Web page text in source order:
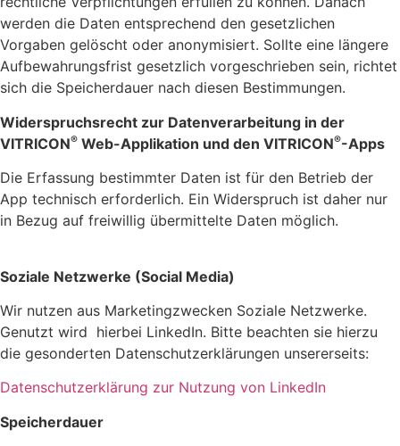
werden die Daten entsprechend den gesetzlichen
Vorgaben gelöscht oder anonymisiert. Sollte eine längere
Aufbewahrungsfrist gesetzlich vorgeschrieben sein, richtet
sich die Speicherdauer nach diesen Bestimmungen.
Widerspruchsrecht zur Datenverarbeitung in der
VITRICON® Web-Applikation und den VITRICON®-Apps
Die Erfassung bestimmter Daten ist für den Betrieb der
App technisch erforderlich. Ein Widerspruch ist daher nur
in Bezug auf freiwillig übermittelte Daten möglich.
Soziale Netzwerke (Social Media)
Wir nutzen aus Marketingzwecken Soziale Netzwerke.
Genutzt wird hierbei LinkedIn. Bitte beachten sie hierzu
die gesonderten Datenschutzerklärungen unsererseits:
Datenschutzerklärung zur Nutzung von LinkedIn
Speicherdauer